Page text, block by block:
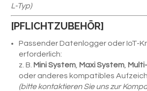
L-Typ)
[PFLICHTZUBEHÖR]
Passender Datenlogger oder IoT-
erforderlich:
z. B. Mini System Maxi System
oder anderes kompatibles
(bitte kontaktieren Sie uns zur